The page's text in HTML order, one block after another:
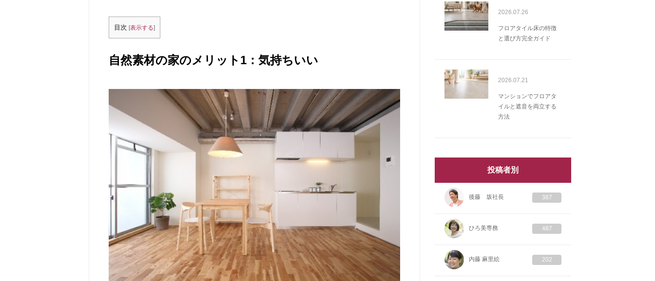
目次 [表示する]
自然素材の家のメリット1：気持ちいい
2026.07.26
フロアタイル床の特徴
と選び方完全ガイド
2026.07.21
マンションでフロアタ
イルと遮音を両立する
方法
投稿者別
後藤 坂社長 387
ひろ美専務 487
内藤 麻里絵 202